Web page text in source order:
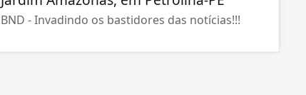
BND - Invadindo os bastidores das notícias!!!